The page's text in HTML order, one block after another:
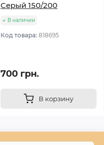
Серый 150/200
В наличии
Код товара: 818695
700 грн.
В корзину